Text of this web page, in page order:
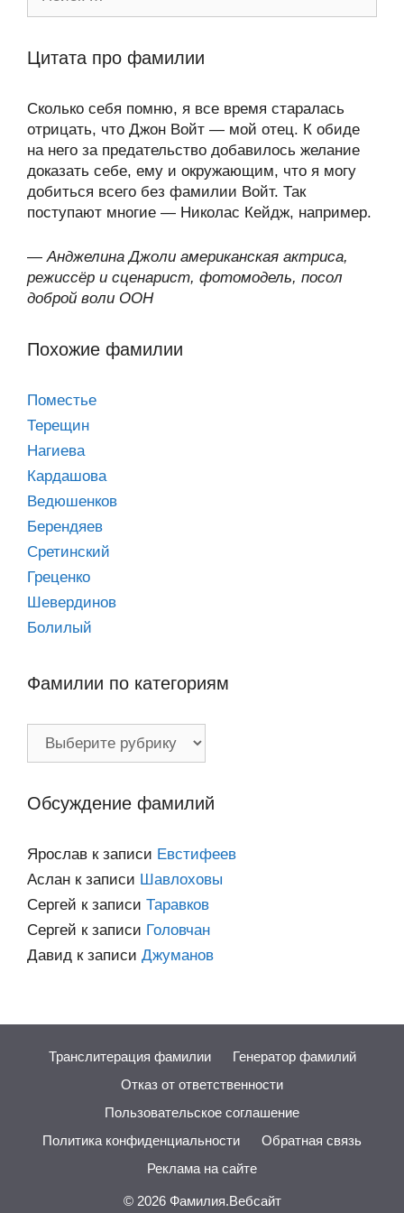
Цитата про фамилии
Сколько себя помню, я все время старалась
отрицать, что Джон Войт — мой отец. К обиде
на него за предательство добавилось желание
доказать себе, ему и окружающим, что я могу
добиться всего без фамилии Войт. Так
поступают многие — Николас Кейдж, например.
— Анджелина Джоли американская актриса,
режиссёр и сценарист, фотомодель, посол
доброй воли ООН
Похожие фамилии
Поместье
Терещин
Нагиева
Кардашова
Ведюшенков
Берендяев
Сретинский
Греценко
Шевердинов
Болилый
Фамилии по категориям
Обсуждение фамилий
Ярослав к записи Евстифеев
Аслан к записи Шавлоховы
Сергей к записи Таравков
Сергей к записи Головчан
Давид к записи Джуманов
Транслитерация фамилии
Генератор фамилий
Отказ от ответственности
Пользовательское соглашение
Политика конфиденциальности
Обратная связь
Реклама на сайте
© 2026 Фамилия.Вебсайт